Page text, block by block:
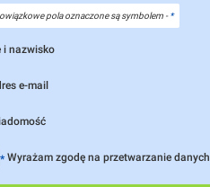
pola oznaczone są symbolem -*
i nazwisko
e-mail
* Wyrażam zgodę na przetwarzanie